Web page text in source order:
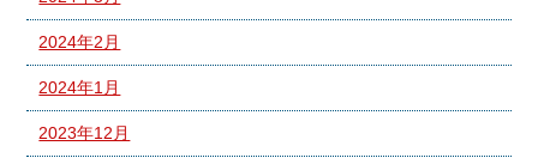
2024年2月
2024年1月
2023年12月